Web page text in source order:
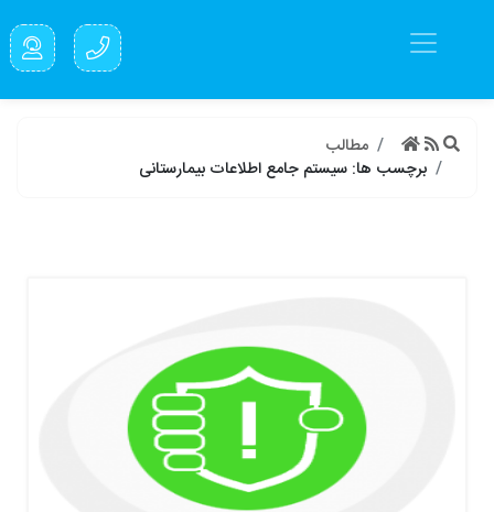
مطالب
برچسب ها: سیستم جامع اطلاعات بیمارستانی